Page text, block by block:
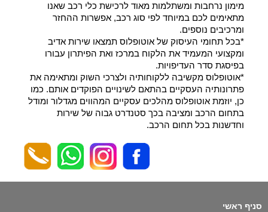
מימון נרחבות ומשתלמות מאוד לרכישת כלי רכב שאנו
מתאימים לכם במיוחד לפי סוג רכב, אפשרות ההחזר
ומרכיבים נוספים.
*בכל תחומי העיסוק של אוטופלוס תמצאו שירות אדיב
ומקצועי המעמיד את הלקוח במרכז ואת הפיתרון עבורו
בפיסגת סדר העדיפויות.
*אוטופלוס מקשיבה ללקוחותיה ולצרכי השוק ומתאימה את
פתרונותיה העסקיים בהתאם לשינויים הפוקדים אותם. כמו
כן, יוזמת אוטופלוס מהלכים עסקיים המהווים מגדלור ומודל
בתחום הרכב ומציבה בכך סטנדרט גבוה של שירות
וחדשנות בכל תחום הרכב.
סניף ראשי